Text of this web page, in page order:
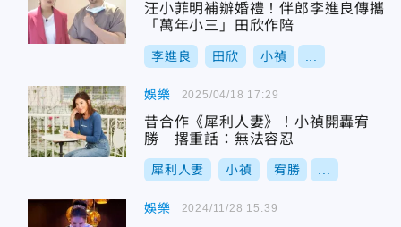
汪小菲明補辦婚禮！伴郎李進良傳攜
「萬年小三」田欣作陪
李進良 田欣 小禎
娛樂
昔合作《犀利人妻》！小禎開轟宥
勝 撂重話：無法容忍
犀利人妻 小禎 宥勝
2025/04/18 17:29
娛樂 2024/11/28 15:39